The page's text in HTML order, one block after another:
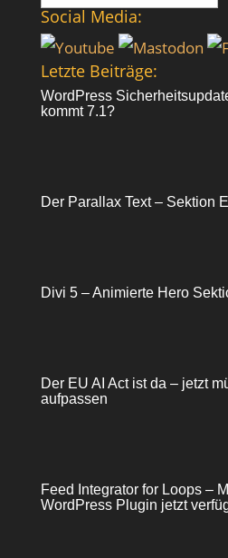
nach:
Social Media:
Letzte Beiträge:
WordPress
kommt 7.1?
Der Parallax Text – Sektion
Divi 5 – Animierte Hero
Der EU AI Act ist da – jetzt
aufpassen
Feed Integrator for Loops –
WordPress Plugin jetzt